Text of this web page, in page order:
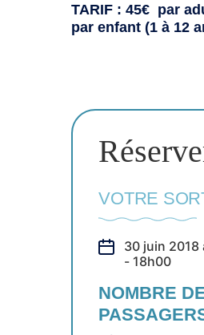
TARIF : 45€ par
par enfant (1 à 12
VOTRE
30 juin 2018
- 18h00
NOMBRE